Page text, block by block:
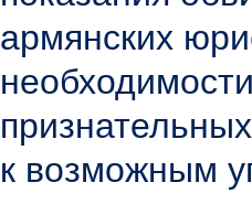
армянских
к возможным